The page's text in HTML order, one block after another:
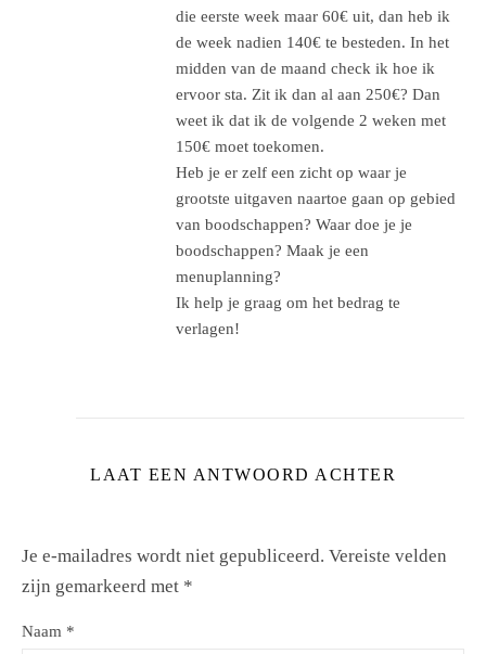
die eerste week maar 60€ uit, dan heb ik
de week nadien 140€ te besteden. In het
midden van de maand check ik hoe ik
ervoor sta. Zit ik dan al aan 250€? Dan
weet ik dat ik de volgende 2 weken met
150€ moet toekomen.
Heb je er zelf een zicht op waar je
grootste uitgaven naartoe gaan op gebied
van boodschappen? Waar doe je je
boodschappen? Maak je een
menuplanning?
Ik help je graag om het bedrag te
verlagen!
LAAT EEN ANTWOORD ACHTER
Je e-mailadres wordt niet gepubliceerd. Vereiste velden
zijn gemarkeerd met *
Naam *